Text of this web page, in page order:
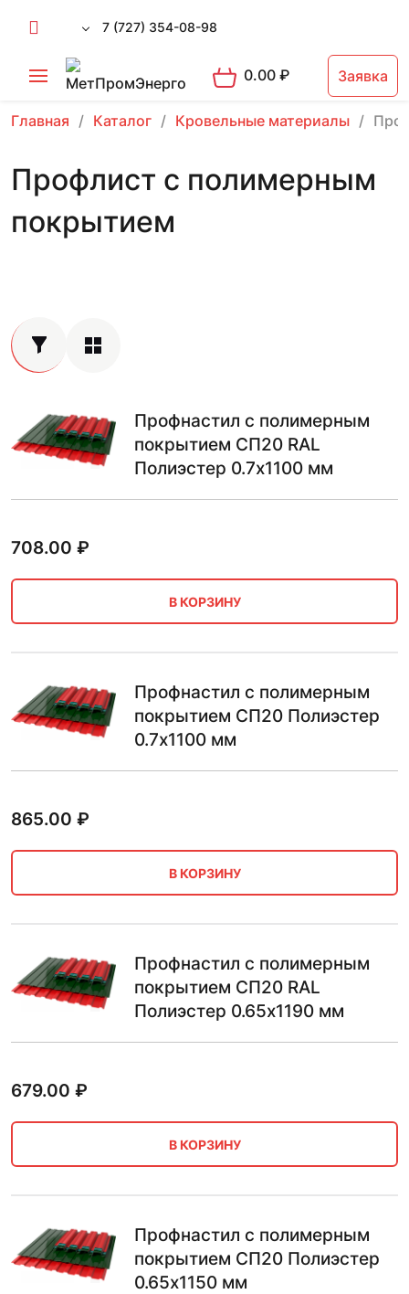
7 (727) 354-08-98
0.00₽ Заявка
Главная Каталог Кровельные материалы
Профлист с полимерным
покрытием
Профнастил с полимерным
покрытием СП20 RAL
Полиэстер 0.7х1100 мм
708.00 ₽
В КОРЗИНУ
Профнастил с полимерным
покрытием СП20 Полиэстер
0.7х1100 мм
865.00 ₽
В КОРЗИНУ
Профнастил с полимерным
покрытием СП20 RAL
Полиэстер 0.65х1190 мм
679.00 ₽
В КОРЗИНУ
Профнастил с полимерным
покрытием СП20 Полиэстер
0.65х1150 мм